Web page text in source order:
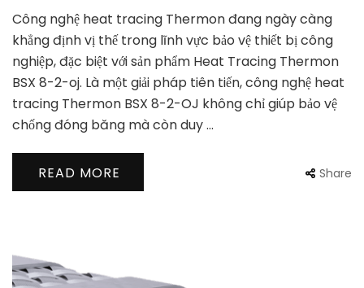
Công nghệ heat tracing Thermon đang ngày càng
khẳng định vị thế trong lĩnh vực bảo vệ thiết bị công
nghiệp, đặc biệt với sản phẩm Heat Tracing Thermon
BSX 8-2-oj. Là một giải pháp tiên tiến, công nghệ heat
tracing Thermon BSX 8-2-OJ không chỉ giúp bảo vệ
chống đóng băng mà còn duy …
READ MORE Share